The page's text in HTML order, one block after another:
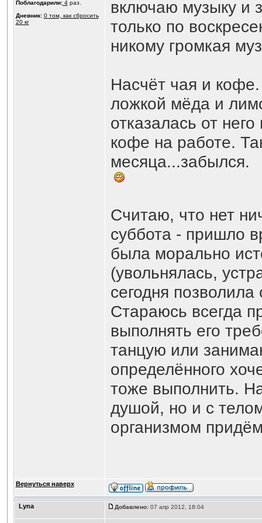
Поблагодарили:4раз.
Дневник: 0 том, как сбросить
20 кг
включаю музыку и
только по
никому громкая
Насчёт чая и
ложкой мёда и
отказалась от
кофе на работе.
месяца...забылся.
Считаю, что нет
суббота - пришло
была морально
(увольнялась,
сегодня
Стараюсь всегда
выполнять его
танцую или
определённого
тоже выполнить.
душой, но и с
организмом
Вернуться наверх
Lyna Добавлено:07 апр 2012, 18:04